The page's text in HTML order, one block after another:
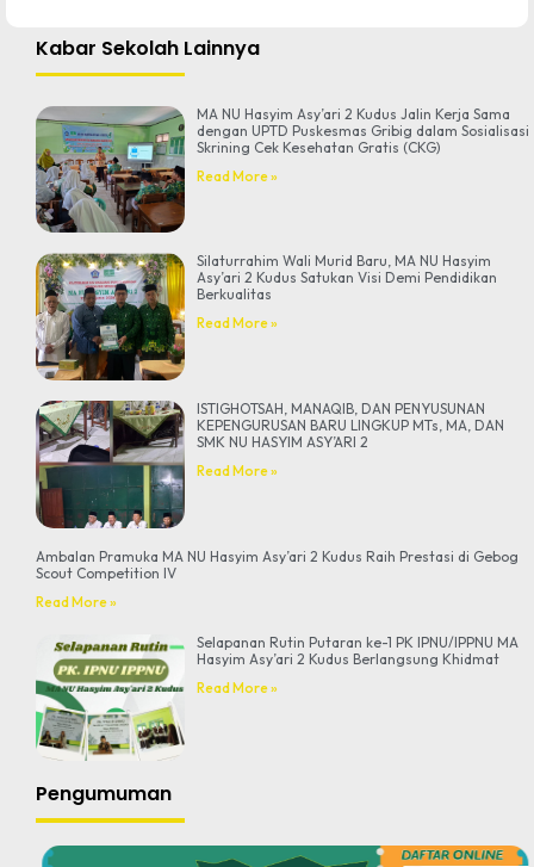
Kabar Sekolah Lainnya
MA NU Hasyim Asy’ari 2 Kudus Jalin Kerja Sama
dengan UPTD Puskesmas Gribig dalam Sosialisasi
Skrining Cek Kesehatan Gratis (CKG)
Read More »
Silaturrahim Wali Murid Baru, MA NU Hasyim
Asy’ari 2 Kudus Satukan Visi Demi Pendidikan
Berkualitas
Read More »
ISTIGHOTSAH, MANAQIB, DAN PENYUSUNAN
KEPENGURUSAN BARU LINGKUP MTs, MA, DAN
SMK NU HASYIM ASY’ARI 2
Read More »
Ambalan Pramuka MA NU Hasyim Asy’ari 2 Kudus Raih Prestasi di Gebog
Scout Competition IV
Read More »
Selapanan Rutin Putaran ke-1 PK IPNU/IPPNU MA
Hasyim Asy’ari 2 Kudus Berlangsung Khidmat
Read More »
Pengumuman